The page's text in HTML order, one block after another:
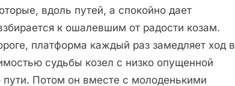
вдоль путей, а спокойно дает
к ошалевшим от радости козам.
платформа каждый раз замедляет ход в
судьбы козел с низко опущенной
пути. Потом он вместе с молоденькими